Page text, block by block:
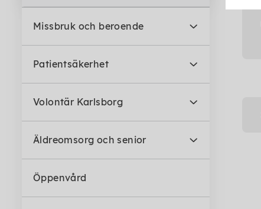
Missbruk och beroende
Patientsäkerhet
Volontär Karlsborg
Äldreomsorg och senior
Öppenvård